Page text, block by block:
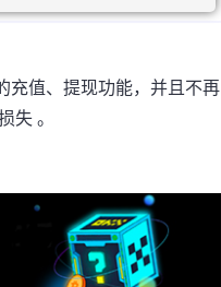
充值、提现功能，并且不再
失 。